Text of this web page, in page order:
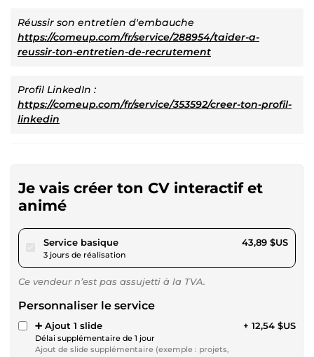
Réussir son entretien d'embauche
https://comeup.com/fr/service/288954/taider-a-
reussir-ton-entretien-de-recrutement
Profil LinkedIn :
https://comeup.com/fr/service/353592/creer-ton-profil-
linkedin
Je vais créer ton CV interactif et
animé
Service basiquepour 40,45 $US
3 jours de réalisation
43,89 $US
Ce vendeur n’est pas assujetti à la TVA.
Personnaliser le service
➕ Ajout 1 slide
Délai supplémentaire de 1 jour
Ajout de slide supplémentaire (exemple : projets,
+ 12,54 $US